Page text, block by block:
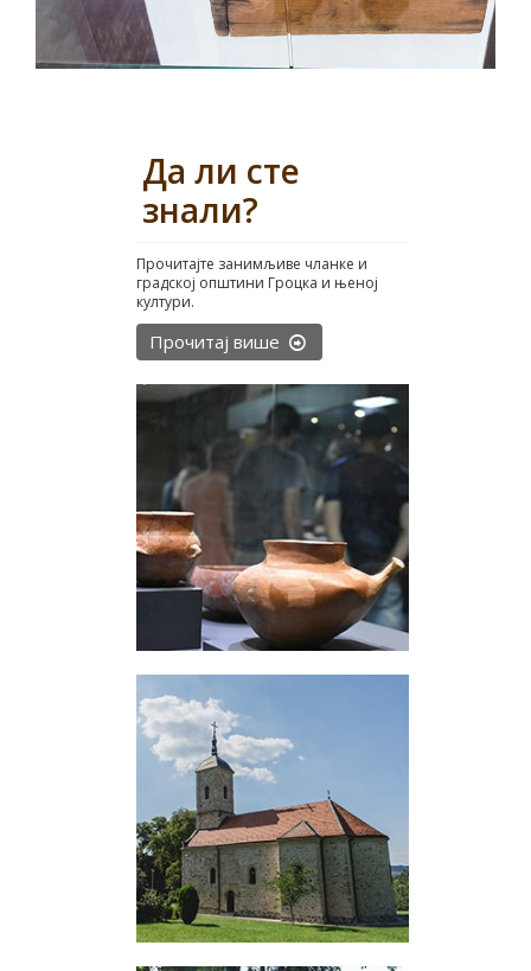
Да ли сте
знали?
Прочитајте занимљиве чланке и
градској општини Гроцка и њеној
култури.
Прочитај више